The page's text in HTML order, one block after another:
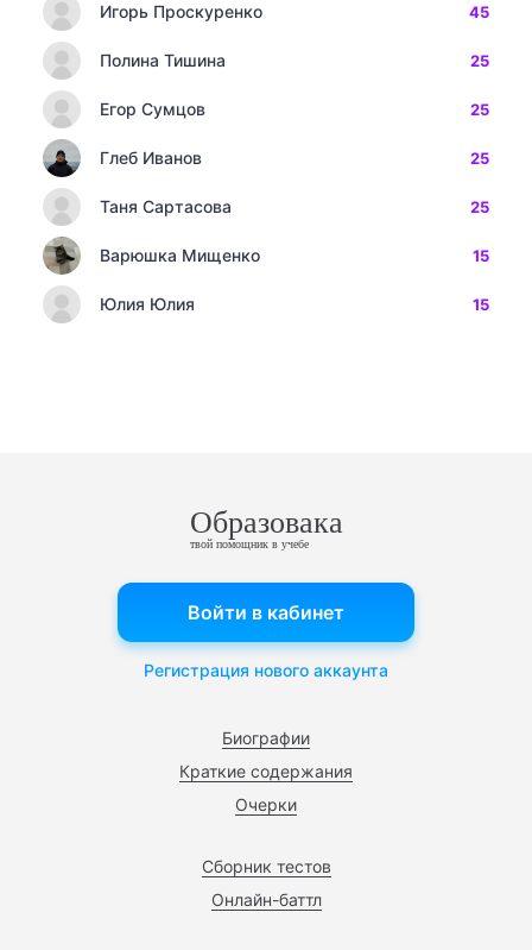
Игорь Проскуренко 45
Полина Тишина 25
Егор Сумцов 25
Глеб Иванов 25
Таня Сартасова 25
Варюшка Мищенко 15
Юлия Юлия 15
Образовака
твой помощник в учебе
Биографии
Краткие содержания
Очерки
Сборник тестов
Онлайн-баттл
Войти в кабинет
Регистрация нового аккаунта